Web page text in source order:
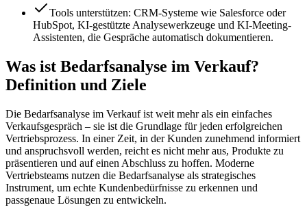
Tools unterstützen: CRM-Systeme wie Salesforce oder
HubSpot, KI-gestützte Analysewerkzeuge und KI-Meeting-
Assistenten, die Gespräche automatisch dokumentieren.
Was ist Bedarfsanalyse im Verkauf?
Definition und Ziele
Die Bedarfsanalyse im Verkauf ist weit mehr als ein einfaches
Verkaufsgespräch – sie ist die Grundlage für jeden erfolgreichen
Vertriebsprozess. In einer Zeit, in der Kunden zunehmend informiert
und anspruchsvoll werden, reicht es nicht mehr aus, Produkte zu
präsentieren und auf einen Abschluss zu hoffen. Moderne
Vertriebsteams nutzen die Bedarfsanalyse als strategisches
Instrument, um echte Kundenbedürfnisse zu erkennen und
passgenaue Lösungen zu entwickeln.